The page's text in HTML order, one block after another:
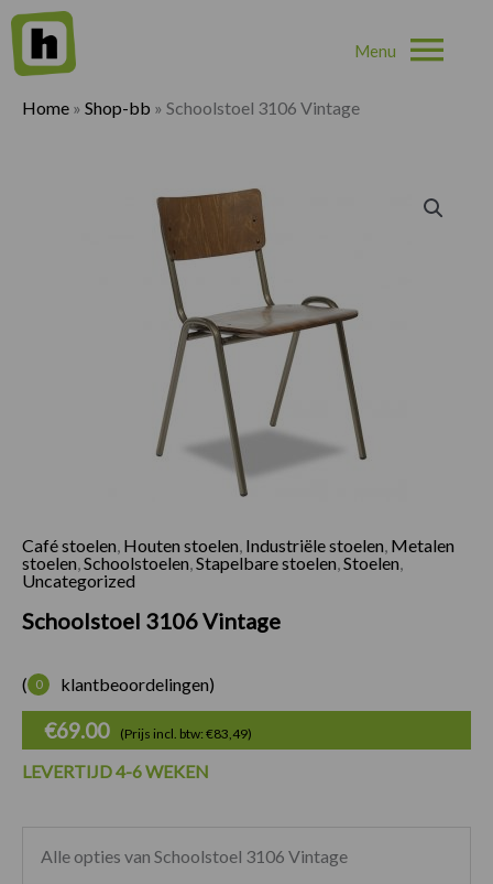
Home » Shop-bb » Schoolstoel 3106 Vintage
Café stoelen Houten stoelen Industriële stoelen Metalen
stoelen Schoolstoelen Stapelbare stoelen Stoelen
Uncategorized
Schoolstoel 3106 Vintage
( 0 klantbeoordelingen)
€69.00 (Prijs incl. btw: €83,49)
LEVERTIJD 4-6 WEKEN
Alle opties van Schoolstoel 3106 Vintage